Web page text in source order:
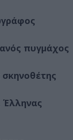
πυγμάχος
Έλληνας